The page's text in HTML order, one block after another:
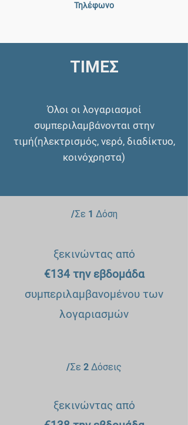
Τηλέφωνο
ΤΙΜΕΣ
Όλοι οι λογαριασμοί
συμπεριλαμβάνονται στην
τιμή(ηλεκτρισμός, νερό, διαδίκτυο,
κοινόχρηστα)
/Σε 1 Δόση
ξεκινώντας από
€134 την εβδομάδα
συμπεριλαμβανομένου των
λογαριασμών
/Σε 2 Δόσεις
ξεκινώντας από